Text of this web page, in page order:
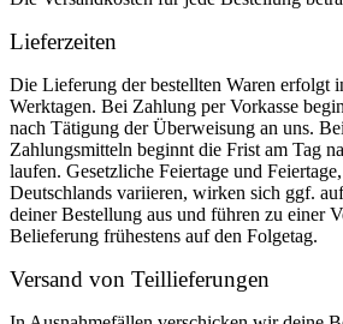
Lieferzeiten
Die Lieferung der bestellten Waren erfolgt
Werktagen. Bei Zahlung per Vorkasse
nach Tätigung der Überweisung an uns.
Zahlungsmitteln beginnt die Frist am Tag
laufen. Gesetzliche Feiertage und
Deutschlands variieren, wirken sich ggf.
deiner Bestellung aus und führen zu einer
Belieferung frühestens auf den Folgetag.
Versand von Teillieferungen